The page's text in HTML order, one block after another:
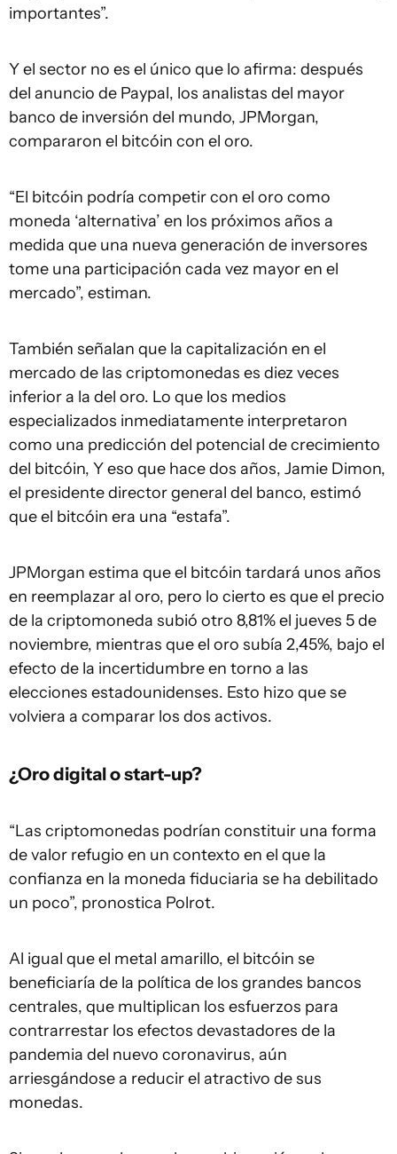
importantes”.
Y el sector no es el único que lo afirma: después
del anuncio de Paypal, los analistas del mayor
banco de inversión del mundo, JPMorgan,
compararon el bitcóin con el oro.
“El bitcóin podría competir con el oro como
moneda ‘alternativa’ en los próximos años a
medida que una nueva generación de inversores
tome una participación cada vez mayor en el
mercado”, estiman.
También señalan que la capitalización en el
mercado de las criptomonedas es diez veces
inferior a la del oro. Lo que los medios
especializados inmediatamente interpretaron
como una predicción del potencial de crecimiento
del bitcóin, Y eso que hace dos años, Jamie Dimon,
el presidente director general del banco, estimó
que el bitcóin era una “estafa”.
JPMorgan estima que el bitcóin tardará unos años
en reemplazar al oro, pero lo cierto es que el precio
de la criptomoneda subió otro 8,81% el jueves 5 de
noviembre, mientras que el oro subía 2,45%, bajo el
efecto de la incertidumbre en torno a las
elecciones estadounidenses. Esto hizo que se
volviera a comparar los dos activos.
¿Oro digital o start-up?
“Las criptomonedas podrían constituir una forma
de valor refugio en un contexto en el que la
confianza en la moneda fiduciaria se ha debilitado
un poco”, pronostica Polrot.
Al igual que el metal amarillo, el bitcóin se
beneficiaría de la política de los grandes bancos
centrales, que multiplican los esfuerzos para
contrarrestar los efectos devastadores de la
pandemia del nuevo coronavirus, aún
arriesgándose a reducir el atractivo de sus
monedas.